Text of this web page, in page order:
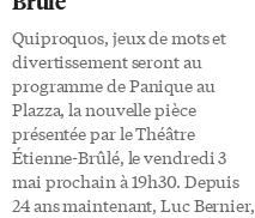
Quiproquos, jeux de mots et
divertissement seront au
programme de Panique au
Plazza, la nouvelle pièce
présentée par le Théâtre
Étienne-Brûlé, le vendredi 3
mai prochain à 19h30. Depuis
24 ans maintenant, Luc Bernier,